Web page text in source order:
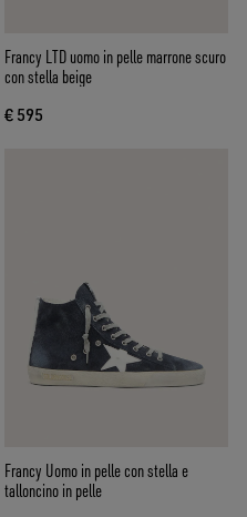
Francy LTD uomo in pelle marrone scuro
con stella beige
€ 595
Francy Uomo in pelle con stella e
talloncino in pelle